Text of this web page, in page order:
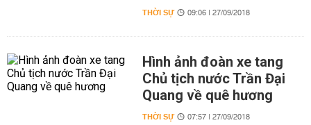
THỜI SỰ 09:06 | 27/09/2018
Hình ảnh đoàn xe tang
Chủ tịch nước Trần Đại
Quang về quê hương
THỜI SỰ 07:57 | 27/09/2018